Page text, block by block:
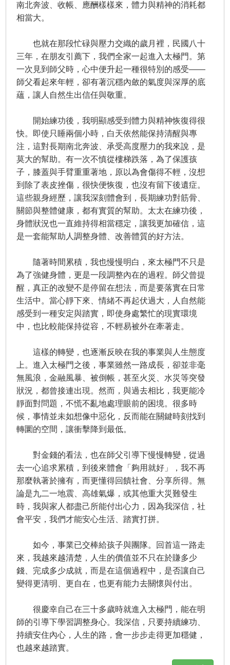
南北奔波、收帳、應酬樣樣來，體力與精神的消耗都
相當大。
也就在那段忙碌與壓力交織的歲月裡，民國八十
三年，在朋友引薦下，我們全家一起進入太極門。第
一次見到師父時，心中便升起一種很特別的感受——
師父看起來年輕，卻有著沉穩內斂的氣度與深厚的底
蘊，讓人自然生出信任與敬重。
開始練功後，我明顯感受到體力與精神恢復得很
快。即使只睡兩個小時，白天依然能保持清醒與專
注，這對長期南北奔波、承受高度壓力的我來說，是
莫大的幫助。有一次不慎從樓梯跌落，為了保護孩
子，膝蓋與手臂重重著地，原以為會傷得不輕，沒想
到除了表皮挫傷，很快便恢復，也沒有留下後遺症。
這些親身經歷，讓我深刻體會到，長期練功對筋骨、
關節與整體健康，都有實質的幫助。太太在練功後，
身體狀況也一直維持得相當穩定，讓我更加確信，這
是一套能幫助人調整身體、改善體質的好方法。
隨著時間累積，我也慢慢明白，來太極門不只是
為了強健身體，更是一段調整內在的過程。師父曾提
醒，真正的改變不是停留在想法，而是要落實在日常
生活中。當心靜下來、情緒不再起伏過大，人自然能
感受到一種安定與踏實，即使身處繁忙的現實環境
中，也比較能保持從容，不輕易被外在牽著走。
這樣的轉變，也逐漸反映在我的事業與人生態度
上。進入太極門之後，事業雖然一路成長，卻並非毫
無風浪，金融風暴、被倒帳，甚至火災、水災等突發
狀況，都曾接連出現。然而，與過去相比，我更能冷
靜面對問題，不慌不亂地處理眼前的困境。很多時
候，事情並未如想像中惡化，反而能在關鍵時刻找到
轉圜的空間，讓衝擊降到最低。
對金錢的看法，也在師父引導下慢慢轉變，從過
去一心追求累積，到後來體會「夠用就好」，我不再
那麼執著於擁有，而更懂得回饋社會、分享所得。無
論是九二一地震、高雄氣爆，或其他重大災難發生
時，我與家人都盡己所能付出心力，因為我深信，社
會平安，我們才能安心生活、踏實打拼。
如今，事業已交棒給孩子與團隊。回首這一路走
來，我越來越清楚，人生的價值並不只在於賺多少
錢、完成多少成就，而是在這個過程中，是否讓自己
變得更清明、更自在，也更有能力去關懷與付出。
很慶幸自己在三十多歲時就進入太極門，能在明
師的引導下學習調整身心。我深信，只要持續練功、
持續安住內心，人生的路，會一步步走得更加穩健，
也越來越踏實。